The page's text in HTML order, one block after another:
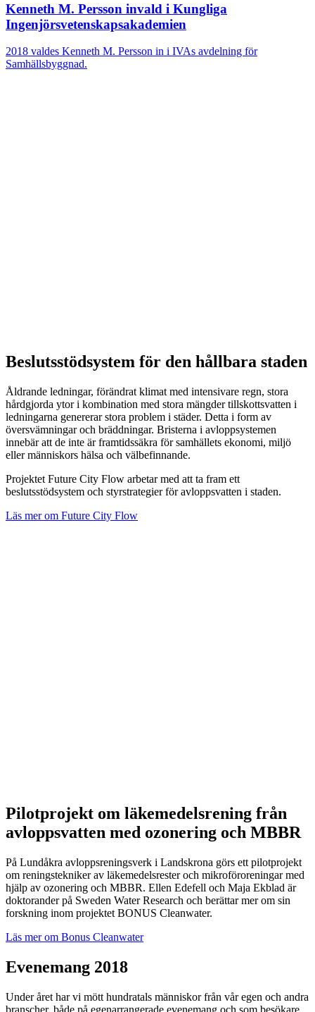
Kenneth M. Persson invald i Kungliga
Ingenjörsvetenskapsakademien
2018 valdes Kenneth M. Persson in i IVAs avdelning för
Samhällsbyggnad.
Beslutsstödsystem för den hållbara staden
Åldrande ledningar, förändrat klimat med intensivare regn, stora
hårdgjorda ytor i kombination med stora mängder tillskottsvatten i
ledningarna genererar stora problem i städer. Detta i form av
översvämningar och bräddningar. Bristerna i avloppsystemen
innebär att de inte är framtidssäkra för samhällets ekonomi, miljö
eller människors hälsa och välbefinnande.
Projektet Future City Flow arbetar med att ta fram ett
beslutsstödsystem och styrstrategier för avloppsvatten i staden.
Läs mer om Future City Flow
Pilotprojekt om läkemedelsrening från
avloppsvatten med ozonering och MBBR
På Lundåkra avloppsreningsverk i Landskrona görs ett pilotprojekt
om reningstekniker av läkemedelsrester och mikroföroreningar med
hjälp av ozonering och MBBR. Ellen Edefell och Maja Ekblad är
doktorander på Sweden Water Research och berättar mer om sin
forskning inom projektet BONUS Cleanwater.
Läs mer om Bonus Cleanwater
Evenemang 2018
Under året har vi mött hundratals människor från vår egen och andra
branscher, både på egenarrangerade evenemang och som besökare